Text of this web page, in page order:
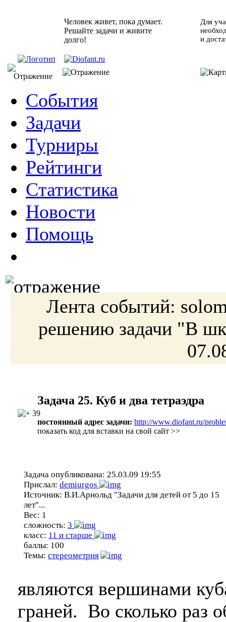
Человек живет, пока думает.
Решайте задачи и живите
долго!
Для
и
События
Задачи
Турниры
Рейтинги
Статистика
Новости
Помощь
Лента событий:
решению задачи "В
39
Задача 25. Куб и два тетраэдра
постоянный адрес задачи: http://www.diofant.ru/
показать код для вставки на свой сайт >>
Задача опубликована: 25.03.09 19:55
Прислал: demiurgos
Источник: В.И.Арнольд "Задачи для детей от 5 до 15
лет"...
Вес: 1
сложность: 3
класс: 11 и старше
баллы: 100
Темы: стереометрия
являются вершинами
граней. Во сколько раз